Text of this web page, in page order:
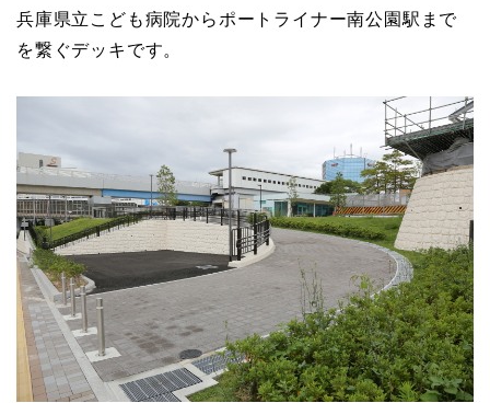
兵庫県立こども病院からポートライナー南公園駅まで
を繋ぐデッキです。